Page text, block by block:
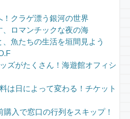
！クラゲ漂う銀河の世界
、ロマンチックな夜の海
、魚たちの生活を垣間見よう
ズがたくさん！海遊館オフィシ
は日によって変わる！チケット
購入で窓口の行列をスキップ！